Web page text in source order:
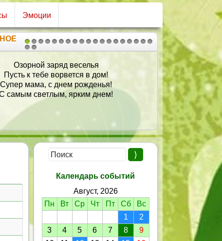
Эмоции
1 2
2021
Озорной заряд веселья
к тебе ворвется в дом!
мама, с днем рожденья!
светлым, ярким днем!
И
Календарь событий
Август, 2026
Пн
Вт Ср Чт Пт Сб
Вс
1
2
3
4 5 6 7 8
9